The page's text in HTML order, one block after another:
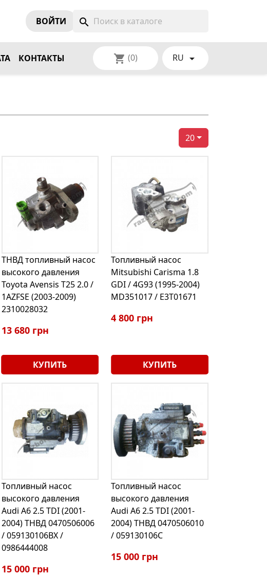
ВОЙТИ search
КОНТАКТЫ shopping_cart (0) RU 
20
ТНВД топливный насос
высокого давления
Toyota Avensis T25 2.0 /
1AZFSE (2003-2009)
2310028032
13 680 грн
КУПИТЬ
Топливный насос
Mitsubishi Carisma 1.8
GDI / 4G93 (1995-2004)
MD351017 / E3T01671
4 800 грн
КУПИТЬ
Топливный насос
высокого давления
Audi A6 2.5 TDI (2001-
2004) ТНВД 0470506006
/ 059130106BX /
0986444008
15 000 грн
Топливный насос
высокого давления
Audi A6 2.5 TDI (2001-
2004) ТНВД 0470506010
/ 059130106С
15 000 грн